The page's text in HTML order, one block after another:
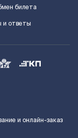
билета
и ответы
и онлайн-заказ